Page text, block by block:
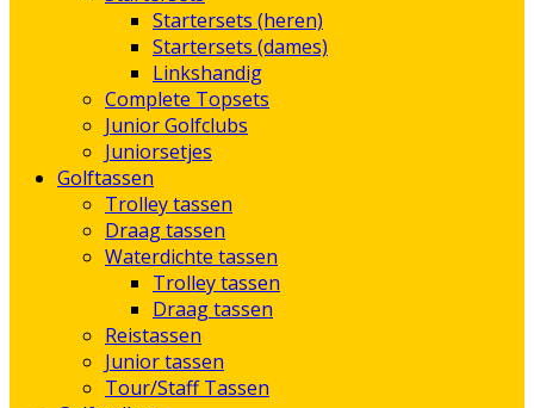
Startersets (heren)
Startersets (dames)
Linkshandig
Complete Topsets
Junior Golfclubs
Juniorsetjes
Golftassen
Trolley tassen
Draag tassen
Waterdichte tassen
Trolley tassen
Draag tassen
Reistassen
Junior tassen
Tour/Staff Tassen